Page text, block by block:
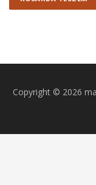
Copyright © 2026